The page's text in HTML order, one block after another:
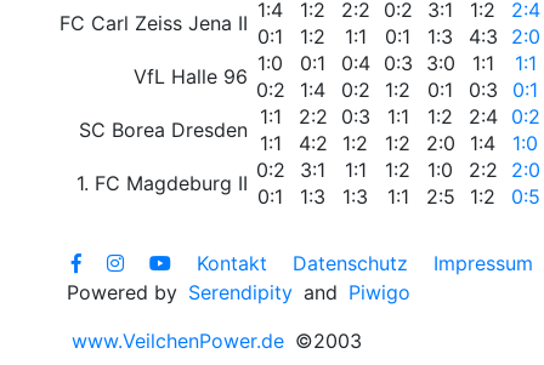
FC Carl Zeiss Jena II
1:4 1:2 2:2 0:2 3:1 1:2
2:4
0:1
1:2 1:1 0:1 1:3 4:3
2:0
VfL Halle 96
1:0 0:1 0:4 0:3 3:0 1:1
1:1
0:2
1:4 0:2 1:2 0:1 0:3
0:1
SC Borea Dresden
1:1 2:2 0:3 1:1 1:2 2:4
0:2
1:1
4:2 1:2 1:2 2:0 1:4
1:0
1. FC Magdeburg II
0:2 3:1 1:1 1:2 1:0 2:2
2:0
0:1
1:3 1:3 1:1 2:5 1:2 0:5
Kontakt Datenschutz
Impressum
Powered by Serendipity and Piwigo
www.VeilchenPower.de ©2003